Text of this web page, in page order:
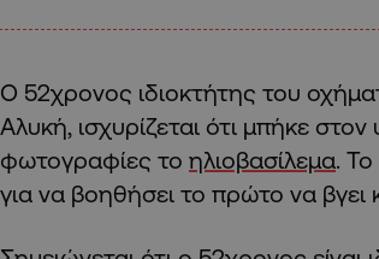
Ο 52χρονος ιδιοκτήτης του
Αλυκή, ισχυρίζεται ότι μπήκε
φωτογραφίες το ηλιοβασίλεμα.
για να βοηθήσει το πρώτο να βγει